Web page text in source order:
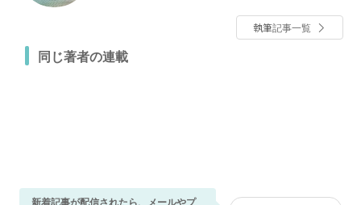
ています。インスタチェックが趣味で、100均や収納の
情報は欠かさずチェックしているので、くらしに役立
は、「これは絶対紹介したい！」「実践したい！」と
執筆記事一覧
同じ著者の連載
新着記事が配信されたら、メールやプ